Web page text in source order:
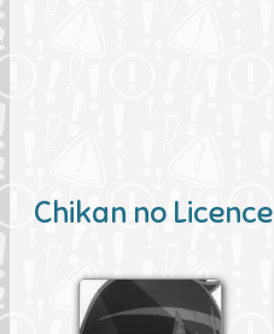
Chikan no Licence